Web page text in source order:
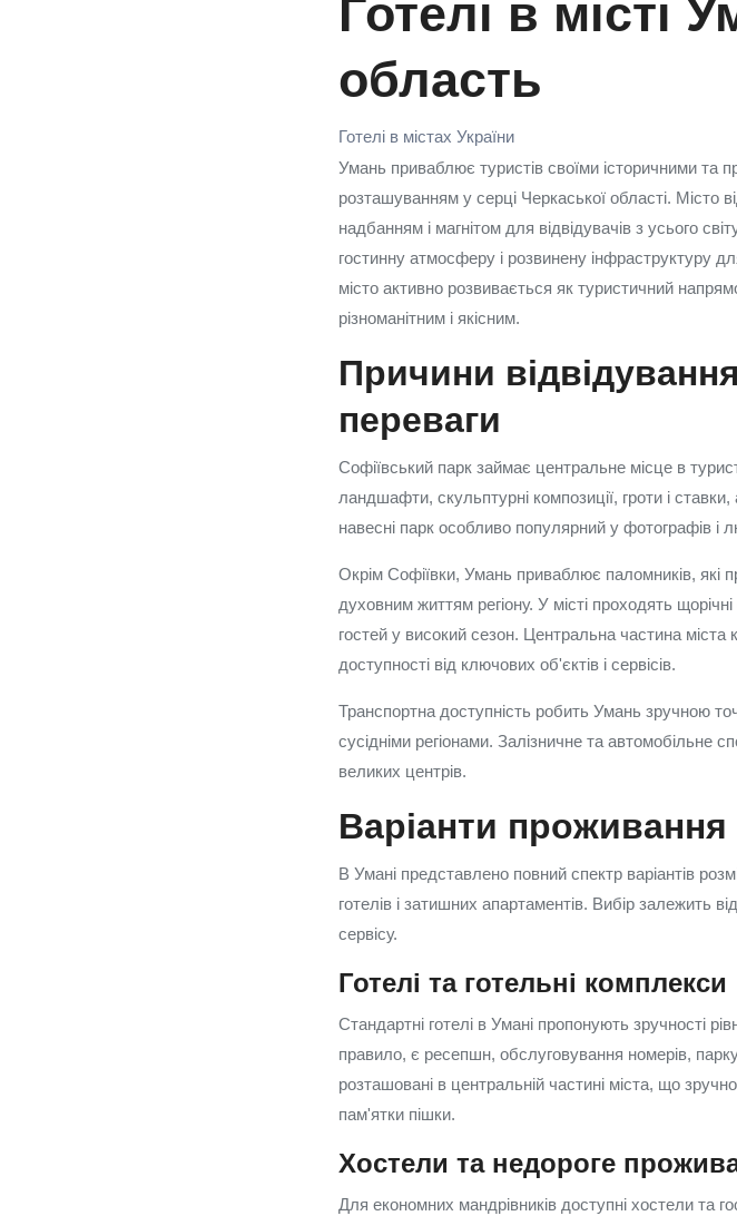
Готелі в місті
область
Готелі в містах України
Умань приваблює туристів своїми історичними та
розташуванням у серці Черкаської області. Місто
надбанням і магнітом для відвідувачів з усього
гостинну атмосферу і розвинену інфраструктуру
місто активно розвивається як туристичний
різноманітним і якісним.
Причини
переваги
Софіївський парк займає центральне місце в
ландшафти, скульптурні композиції, гроти і
навесні парк особливо популярний у фотографів і
Окрім Софіївки, Умань приваблює паломників, які
духовним життям регіону. У місті проходять
гостей у високий сезон. Центральна частина міста
доступності від ключових об'єктів і сервісів.
Транспортна доступність робить Умань зручною
сусідніми регіонами. Залізничне та автомобільне
великих центрів.
Варіанти проживання
В Умані представлено повний спектр варіантів
готелів і затишних апартаментів. Вибір залежить
сервісу.
Готелі та готельні комплекси
Стандартні готелі в Умані пропонують зручності
правило, є ресепшн, обслуговування номерів,
розташовані в центральній частині міста, що
пам'ятки пішки.
Хостели та недороге
Для економних мандрівників доступні хостели та